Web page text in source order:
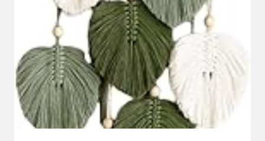
GEWEBTE
WANDTEPPICH
BEIGE
BAUMWOLLE
WANDTEPPICH…